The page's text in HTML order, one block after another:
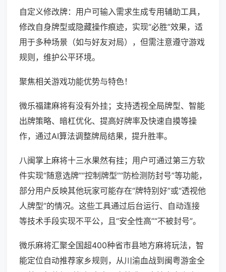
自定义修改牌：用户可输入需求生成专用辅助工具，
修改自身牌型或隐藏操作痕迹，实现“必胜”效果，适
用于多种场景（如与好友对局），但需注意遵守游戏
规则，维护公平环境。
聚焦相关游戏功能优势与特色！
微乐福建麻将有没有外挂；支持透视全局牌型、智能
出牌策略、暗杠优化、提高好牌率及快速自摸等操
作，通过AI算法调整牌局结果，提升胜率。
八闽掌上麻将十三水果然有挂；用户可通过第三方软
件实现“随意选牌”“控制牌型”“防检测防封号”等功能，
部分用户反映其他玩家可能存在“牌特别好”或“透视他
人牌型”的情况。这些工具通过后台运行、自动连接
等技术手段实现不平公，且“安全性高”“不被封号”。
微乐麻将汇聚全国超400种省市县地方麻将玩法，智
能定位自动推荐家乡规则，从川渝血战到闽粤游金全